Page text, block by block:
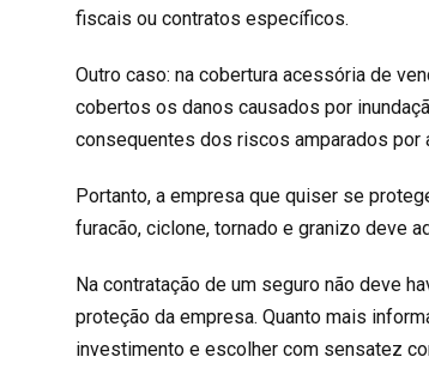
fiscais ou contratos específicos.
Outro caso: na cobertura acessória de
cobertos os danos causados por
consequentes dos riscos amparados por
Portanto, a empresa que quiser se
furacão, ciclone, tornado e granizo deve
Na contratação de um seguro não deve
proteção da empresa. Quanto mais
investimento e escolher com sensatez